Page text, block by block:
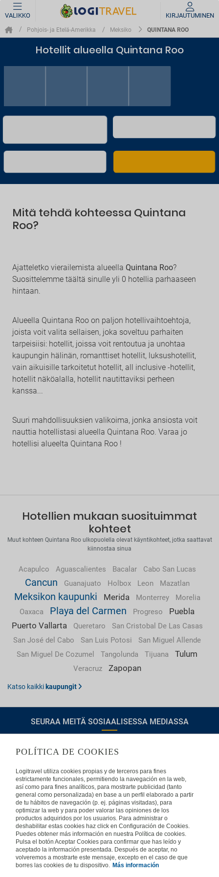
VALIKKO KIRJAUTUMINEN
Pohjois- ja Etelä-Amerikka Meksiko QUINTANA ROO
Hotellit alueella Quintana Roo
Mitä tehdä kohteessa Quintana
Roo?
Ajatteletko vierailemista alueella Quintana Roo?
Suosittelemme täältä sinulle yli 0 hotellia parhaaseen
hintaan.
Alueella Quintana Roo on paljon hotellivaihtoehtoja,
joista voit valita sellaisen, joka soveltuu parhaiten
tarpeisiisi: hotellit, joissa voit rentoutua ja unohtaa
kaupungin hälinän, romanttiset hotellit, luksushotellit,
vain aikuisille tarkoitetut hotellit, all inclusive -hotellit,
hotellit näköalalla, hotellit nautittaviksi perheen
kanssa...
Suuri mahdollisuuksien valikoima, jonka ansiosta voit
nauttia hotellistasi alueella Quintana Roo. Varaa jo
hotellisi alueelta Quintana Roo !
Hotellien mukaan suosituimmat
kohteet
Muut kohteen Quintana Roo ulkopuolella olevat käyntikohteet, jotka saattavat
kiinnostaa sinua
Acapulco Aguascalientes Bacalar Cabo San Lucas
Cancun Guanajuato Holbox Leon Mazatlan
Meksikon kaupunki Merida Monterrey
Morelia
Oaxaca
Playa del Carmen Progreso
Puebla
Puerto Vallarta
Queretaro
San Cristobal De Las Casas
San José del Cabo
San Luis Potosi
San Miguel Allende
San Miguel De Cozumel
Tangolunda Tijuana Tulum
Veracruz Zapopan
Katso kaikki kaupungit
SEURAA MEITÄ SOSIAALISESSA MEDIASSA
TIETOA LOGITRAVELISTA
Usein kysyttyjä kysymyksiä Ota yhteyttä
KÄYTTÖEHDOT
Oikeudellinen huomautus
Yleiset valmismatkaehdot
Evästekäytäntömme
MUISSA MAISSA
POLÍTICA DE COOKIES
Logitravel utiliza cookies propias y de terceros para fines
estrictamente funcionales, permitiendo la navegación en la web,
así como para fines analíticos, para mostrarte publicidad (tanto
general como personalizada) en base a un perfil elaborado a partir
de tu hábitos de navegación (p. ej. páginas visitadas), para
optimizar la web y para poder valorar las opiniones de los
productos adquiridos por los usuarios. Para administrar o
deshabilitar estas cookies haz click en Configuración de Cookies.
Puedes obtener más información en nuestra Política de cookies.
Pulsa el botón Aceptar Cookies para confirmar que has leído y
aceptado la información presentada. Después de aceptar, no
volveremos a mostrarte este mensaje, excepto en el caso de que
borres las cookies de tu dispositivo. Más información